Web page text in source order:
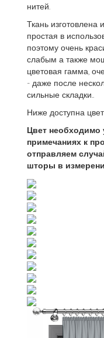
нитей.
Ткань изготовлена
простая в
поэтому очень
слабым а также
цветовая гамма,
- даже после
сильные складки..
Ниже доступна
Цвет необходимо
примечаниях к
отправляем
шторы в